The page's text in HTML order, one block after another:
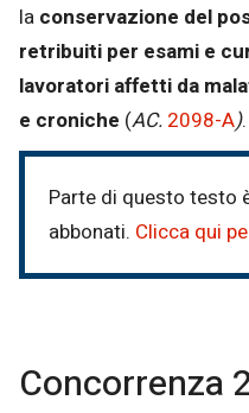
la conservazione del
retribuiti per esami e
lavoratori affetti da
e croniche (AC. 2098-A).
Parte di questo testo
abbonati. Clicca qui
Concorrenza